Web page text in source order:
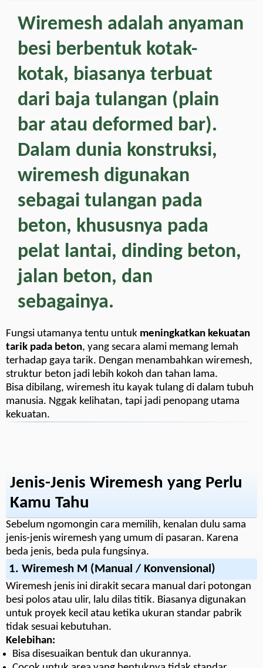
Wiremesh adalah anyaman
besi berbentuk kotak-
kotak, biasanya terbuat
dari baja tulangan (plain
bar atau deformed bar).
Dalam dunia konstruksi,
wiremesh digunakan
sebagai tulangan pada
beton, khususnya pada
pelat lantai, dinding beton,
jalan beton, dan
sebagainya.
Fungsi utamanya tentu untuk meningkatkan kekuatan
tarik pada beton, yang secara alami memang lemah
terhadap gaya tarik. Dengan menambahkan wiremesh,
struktur beton jadi lebih kokoh dan tahan lama.
Bisa dibilang, wiremesh itu kayak tulang di dalam tubuh
manusia. Nggak kelihatan, tapi jadi penopang utama
kekuatan.
Jenis-Jenis Wiremesh yang Perlu
Kamu Tahu
Sebelum ngomongin cara memilih, kenalan dulu sama
jenis-jenis wiremesh yang umum di pasaran. Karena
beda jenis, beda pula fungsinya.
1. Wiremesh M (Manual / Konvensional)
Wiremesh jenis ini dirakit secara manual dari potongan
besi polos atau ulir, lalu dilas titik. Biasanya digunakan
untuk proyek kecil atau ketika ukuran standar pabrik
tidak sesuai kebutuhan.
Kelebihan:
Bisa disesuaikan bentuk dan ukurannya.